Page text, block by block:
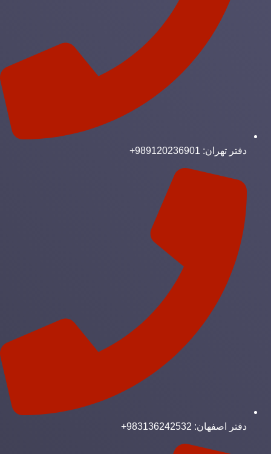
دفتر تهران: 989120236901+
دفتر اصفهان: 983136242532+